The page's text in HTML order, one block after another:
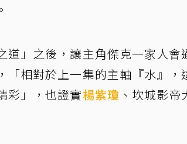
」之後，讓主角傑克一家人會
「相對於上一集的主軸『水』，
彩」，也證實楊紫瓊 、坎城影帝